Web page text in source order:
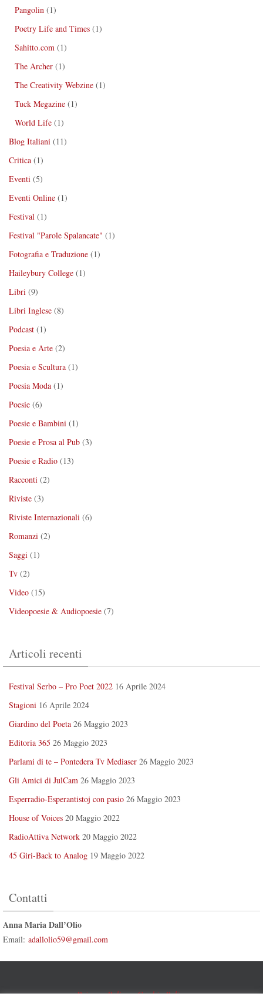
Pangolin (1)
Poetry Life and Times (1)
Sahitto.com (1)
The Archer (1)
The Creativity Webzine (1)
Tuck Megazine (1)
World Life (1)
Blog Italiani (11)
Critica (1)
Eventi (5)
Eventi Online (1)
Festival (1)
Festival "Parole Spalancate" (1)
Fotografia e Traduzione (1)
Haileybury College (1)
Libri (9)
Libri Inglese (8)
Podcast (1)
Poesia e Arte (2)
Poesia e Scultura (1)
Poesia Moda (1)
Poesie (6)
Poesie e Bambini (1)
Poesie e Prosa al Pub (3)
Poesie e Radio (13)
Racconti (2)
Riviste (3)
Riviste Internazionali (6)
Romanzi (2)
Saggi (1)
Tv (2)
Video (15)
Videopoesie & Audiopoesie (7)
Articoli recenti
Festival Serbo – Pro Poet 2022 16 Aprile 2024
Stagioni 16 Aprile 2024
Giardino del Poeta 26 Maggio 2023
Editoria 365 26 Maggio 2023
Parlami di te – Pontedera Tv Mediaser 26 Maggio 2023
Gli Amici di JulCam 26 Maggio 2023
Esperradio-Esperantistoj con pasio 26 Maggio 2023
House of Voices 20 Maggio 2022
RadioAttiva Network 20 Maggio 2022
45 Giri-Back to Analog 19 Maggio 2022
Contatti
Anna Maria Dall’Olio
Email: adallolio59@gmail.com
Privacy Policy-Cookie Policy